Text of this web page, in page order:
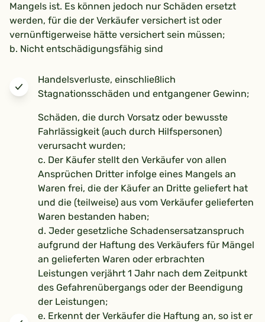
Mangels ist. Es können jedoch nur Schäden ersetzt
werden, für die der Verkäufer versichert ist oder
vernünftigerweise hätte versichert sein müssen;
b. Nicht entschädigungsfähig sind
Handelsverluste, einschließlich
Stagnationsschäden und entgangener Gewinn;
Schäden, die durch Vorsatz oder bewusste
Fahrlässigkeit (auch durch Hilfspersonen)
verursacht wurden;
c. Der Käufer stellt den Verkäufer von allen
Ansprüchen Dritter infolge eines Mangels an
Waren frei, die der Käufer an Dritte geliefert hat
und die (teilweise) aus vom Verkäufer gelieferten
Waren bestanden haben;
d. Jeder gesetzliche Schadensersatzanspruch
aufgrund der Haftung des Verkäufers für Mängel
an gelieferten Waren oder erbrachten
Leistungen verjährt 1 Jahr nach dem Zeitpunkt
des Gefahrenübergangs oder der Beendigung
der Leistungen;
e. Erkennt der Verkäufer die Haftung an, so ist er